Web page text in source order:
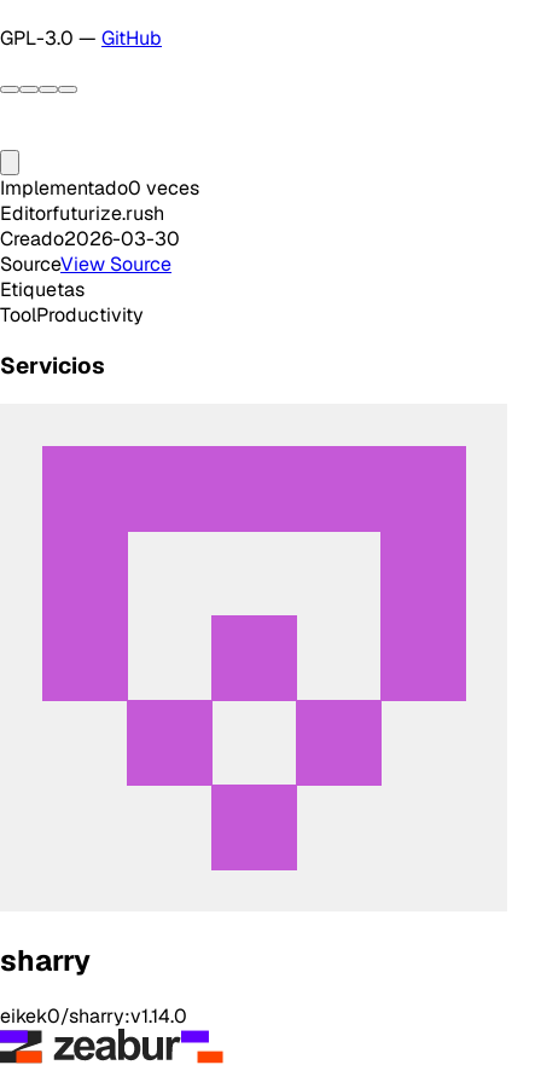
GPL-3.0 — GitHub
Implementado0 veces
Editorfuturize.rush
Creado2026-03-30
SourceView Source
Etiquetas
ToolProductivity
Servicios
sharry
eikek0/sharry:v1.14.0